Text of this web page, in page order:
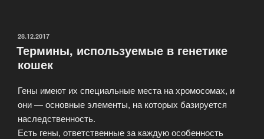
питомнике
«Hill’s».»
ОПУБЛИКОВАНО
28.12.2017
Термины, используемые в генетике
кошек
Гены имеют их специальные места на хромосомах, и
они — основные элементы, на которых базируется
наследственность.
Есть гены, ответственные за каждую особенность